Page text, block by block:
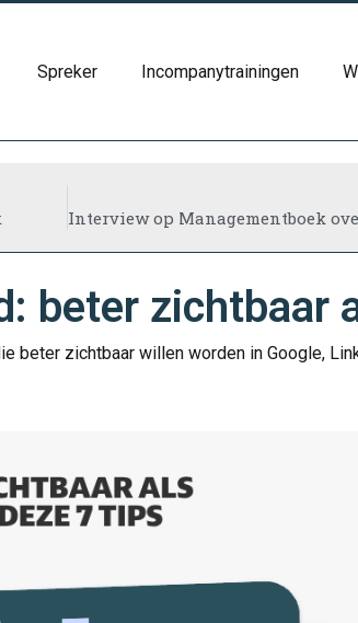
Spreker Incompanytrainingen
beter zichtbaar
zichtbaar willen worden in Google,